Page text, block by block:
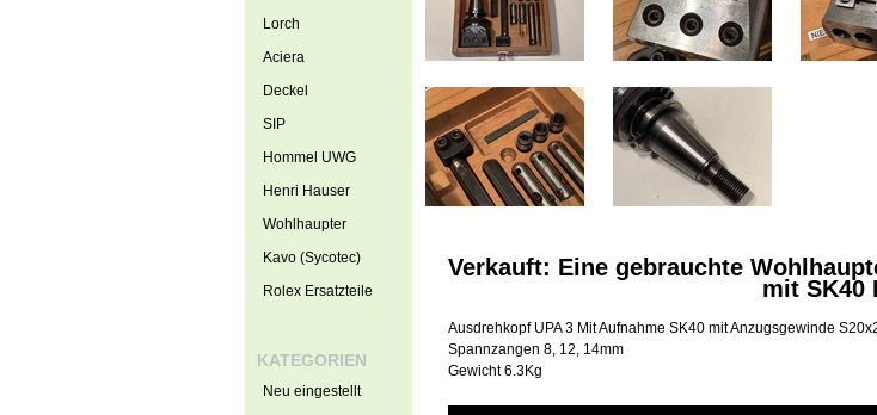
Verkauft: Eine gebrauchte
mit SK40
Ausdrehkopf UPA 3 Mit Aufnahme SK40 mit Anzugsgewinde
Spannzangen 8, 12, 14mm
Gewicht 6.3Kg
Lorch
Aciera
Deckel
SIP
Hommel UWG
Henri Hauser
Wohlhaupter
Kavo (Sycotec)
Rolex Ersatzteile
KATEGORIEN
Neu eingestellt